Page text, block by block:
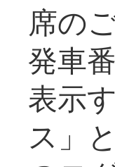
席の
発車
表示
ス」